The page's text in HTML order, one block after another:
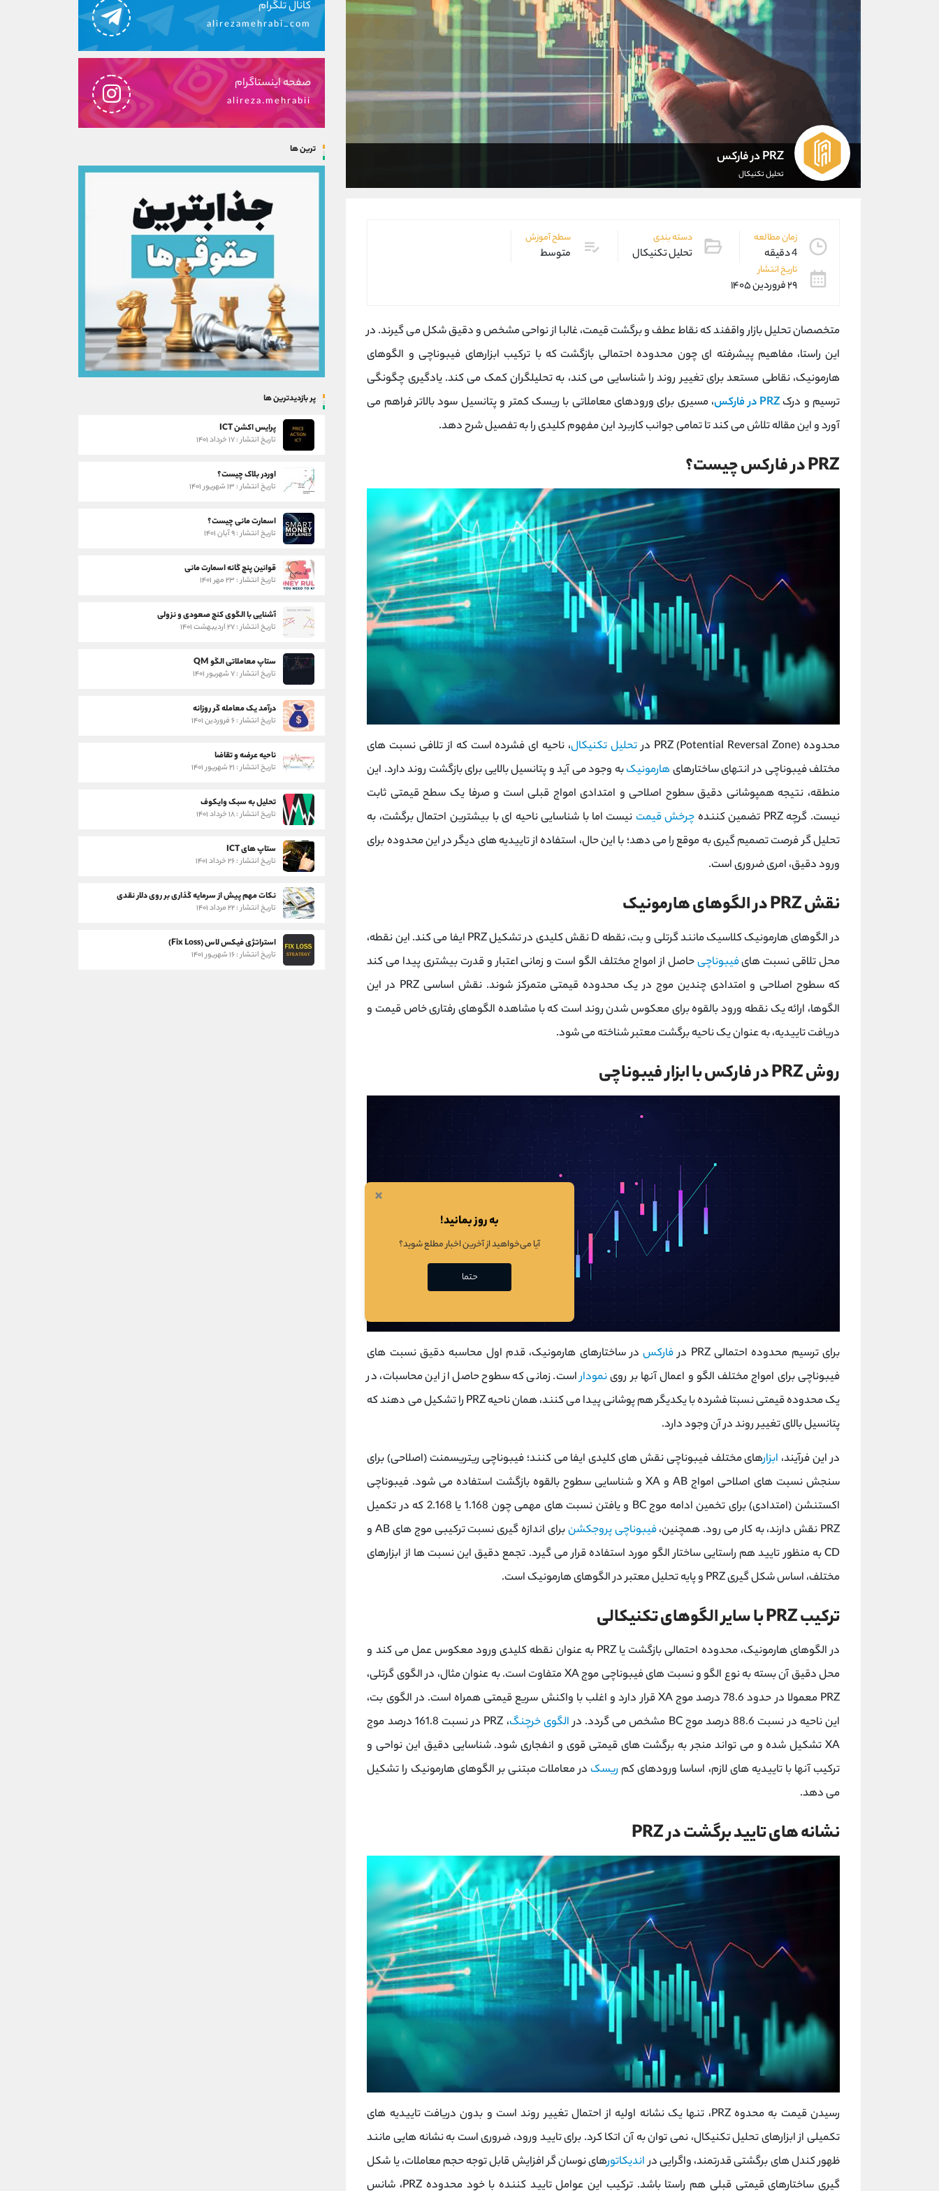
PRZ در فارکس
تحلیل تکنیکال
زمان مطالعه
4 دقیقه
دسته بندی
تحلیل تکنیکال
سطح آموزش
متوسط
تاریخ انتشار
۲۹ فروردین ۱۴۰۵
متخصصان تحلیل بازار واقفند که نقاط عطف و برگشت قیمت، غالبا از نواحی مشخص و دقیق شکل می گیرند. در
این راستا، مفاهیم پیشرفته ای چون محدوده احتمالی بازگشت که با ترکیب ابزارهای فیبوناچی و الگوهای
هارمونیک، نقاطی مستعد برای تغییر روند را شناسایی می کند، به تحلیلگران کمک می کند. یادگیری چگونگی
ترسیم و درکPRZ در فارکس
، مسیری برای ورودهای معاملاتی با ریسک کمتر و پتانسیل سود بالاتر فراهم می
آورد و این مقاله تلاش می کند تا تمامی جوانب کاربرد این مفهوم کلیدی را به تفصیل شرح دهد.
PRZ در فارکس چیست؟
محدوده PRZ (Potential Reversal Zone) در تحلیل تکنیکال، ناحیه ای فشرده است که از تلافی نسبت های
مختلف فیبوناچی در انتهای ساختارهایهارمونیکبه وجود می آید و پتانسیل بالایی برای بازگشت روند دارد. این
منطقه، نتیجه همپوشانی دقیق سطوح اصلاحی و امتدادی امواج قبلی است و صرفا یک سطح قیمتی ثابت
نیست. گرچه PRZ تضمین کننده
چرخش قیمت نیست اما با شناسایی ناحیه ای با بیشترین احتمال برگشت، به
تحلیل گر فرصت تصمیم گیری به موقع را می دهد؛ با این حال، استفاده از تاییدیه های دیگر در این محدوده برای
ورود دقیق، امری ضروری است.
نقش PRZ در الگوهای هارمونیک
در الگوهای هارمونیک کلاسیک مانند گرتلی و بت، نقطه D نقش کلیدی در تشکیل PRZ ایفا می کند. این نقطه،
محل تلاقی نسبت هایفیبوناچیحاصل از امواج مختلف الگو است و زمانی اعتبار و قدرت بیشتری پیدا می کند
که سطوح اصلاحی و امتدادی چندین موج در یک محدوده قیمتی متمرکز شوند. نقش اساسی PRZ در این
الگوها، ارائه یک نقطه ورود بالقوه برای معکوس شدن روند است که با مشاهده الگوهای رفتاری خاص قیمت و
دریافت تاییدیه، به عنوان یک ناحیه برگشت معتبر شناخته می شود.
روش PRZ در فارکس با ابزار فیبوناچی
برای ترسیم محدوده احتمالی PRZ در فارکسدر ساختارهای هارمونیک، قدم اول محاسبه دقیق نسبت های
فیبوناچی برای امواج مختلف الگو و اعمال آنها بر روینموداراست. زمانی که سطوح حاصل از این محاسبات، در
یک محدوده قیمتی نسبتا فشرده با یکدیگر هم پوشانی پیدا می کنند، همان ناحیه PRZ را تشکیل می دهند که
پتانسیل بالای تغییر روند در آن وجود دارد.
در این فرآیند، ابزارهای مختلف فیبوناچی نقش های کلیدی ایفا می کنند؛ فیبوناچی ریتریسمنت (اصلاحی) برای
سنجش نسبت های اصلاحی امواج AB و XA و شناسایی سطوح بالقوه بازگشت استفاده می شود. فیبوناچی
اکستنشن (امتدادی) برای تخمین ادامه موج BC و یافتن نسبت های مهمی چون 1.168 یا 2.168 که در تکمیل
PRZ نقش دارند، به کار می رود. همچنین،
فیبوناچی پروجکشن
برای اندازه گیری نسبت ترکیبی موج های AB و
CD به منظور تایید هم راستایی ساختار الگو مورد استفاده قرار می گیرد. تجمع دقیق این نسبت ها از ابزارهای
مختلف، اساس شکل گیری PRZ و پایه تحلیل معتبر در الگوهای هارمونیک است.
ترکیب PRZ با سایر الگوهای تکنیکالی
در الگوهای هارمونیک، محدوده احتمالی بازگشت یا PRZ به عنوان نقطه کلیدی ورود معکوس عمل می کند و
محل دقیق آن بسته به نوع الگو و نسبت های فیبوناچی موج XA متفاوت است. به عنوان مثال، در الگوی گرتلی،
PRZ معمولا در حدود 78.6 درصد موج XA قرار دارد و اغلب با واکنش سریع قیمتی همراه است. در الگوی بت،
این ناحیه در نسبت 88.6 درصد موج BC مشخص می گردد. در
الگوی خرچنگ
، PRZ در نسبت 161.8 درصد موج
XA تشکیل شده و می تواند منجر به برگشت های قیمتی قوی و انفجاری شود. شناسایی دقیق این نواحی و
ترکیب آنها با تاییدیه های لازم، اساسا ورودهای کم ریسک در معاملات مبتنی بر الگوهای هارمونیک را تشکیل
می دهد.
نشانه های تایید برگشت در PRZ
رسیدن قیمت به محدوه PRZ، تنها یک نشانه اولیه از احتمال تغییر روند است و بدون دریافت تاییدیه های
تکمیلی از ابزارهای تحلیل تکنیکال، نمی توان به آن اتکا کرد. برای تایید ورود، ضروری است به نشانه هایی مانند
ظهور کندل های برگشتی قدرتمند، واگرایی دراندیکاتورهای نوسان گر افزایش قابل توجه حجم معاملات، یا شکل
گیری ساختارهای قیمتی قبلی هم راستا باشد. ترکیب این عوامل تایید کننده با خود محدوده PRZ، شانس
کانال تلگرام
alirezamehrabi_com
صفحه اینستاگرام
alireza.mehrabii
ترین ها
پر بازدیدترین ها
پرایس اکشن ICT
تاریخ انتشار : ۱۷ خرداد ۱۴۰۱
اوردر بلاک چیست؟
تاریخ انتشار : ۱۳ شهریور ۱۴۰۱
اسمارت مانی چیست؟
تاریخ انتشار : ۹ آبان ۱۴۰۱
قوانین پنج گانه اسمارت مانی
تاریخ انتشار : ۲۳ مهر ۱۴۰۱
آشنایی با الگوی کنج صعودی و نزولی
تاریخ انتشار : ۲۷ اردیبهشت ۱۴۰۱
ستاپ معاملاتی الگو QM
تاریخ انتشار : ۷ شهریور ۱۴۰۱
درآمد یک معامله گر روزانه
تاریخ انتشار : ۶ فروردین ۱۴۰۱
ناحیه عرضه و تقاضا
تاریخ انتشار : ۲۱ شهریور ۱۴۰۱
تحلیل به سبک وایکوف
تاریخ انتشار : ۱۸ خرداد ۱۴۰۱
ستاپ های ICT
تاریخ انتشار : ۲۶ خرداد ۱۴۰۱
نکات مهم پیش از سرمایه گذاری بر روی دلار نقدی
تاریخ انتشار : ۲۲ مرداد ۱۴۰۱
استراتژی فیکس لاس (Fix Loss)
تاریخ انتشار : ۱۶ شهریور ۱۴۰۱
×
به روز بمانید!
آیا می‌خواهید از آخرین اخبار مطلع شوید؟
حتما